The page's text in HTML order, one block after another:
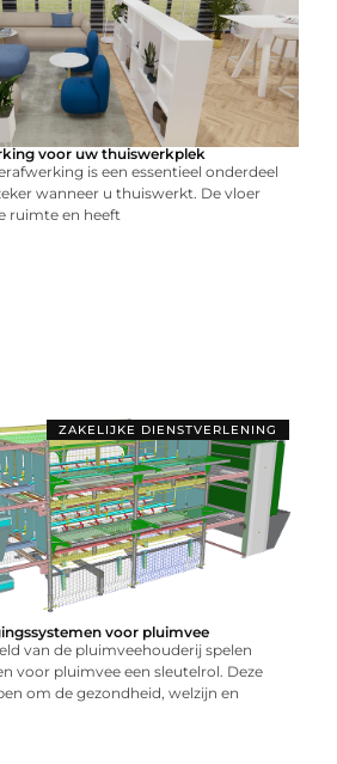
voor uw thuiswerkplek
is een essentieel onderdeel
wanneer u thuiswerkt. De vloer
ruimte en heeft
ZAKELIJKE DIENSTVERLENING
voor pluimvee
van de pluimveehouderij spelen
voor pluimvee een sleutelrol. Deze
om de gezondheid, welzijn en